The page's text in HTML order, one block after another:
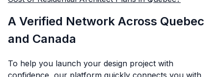
A Verified Network Across Quebec
and Canada
To help you launch your design project with